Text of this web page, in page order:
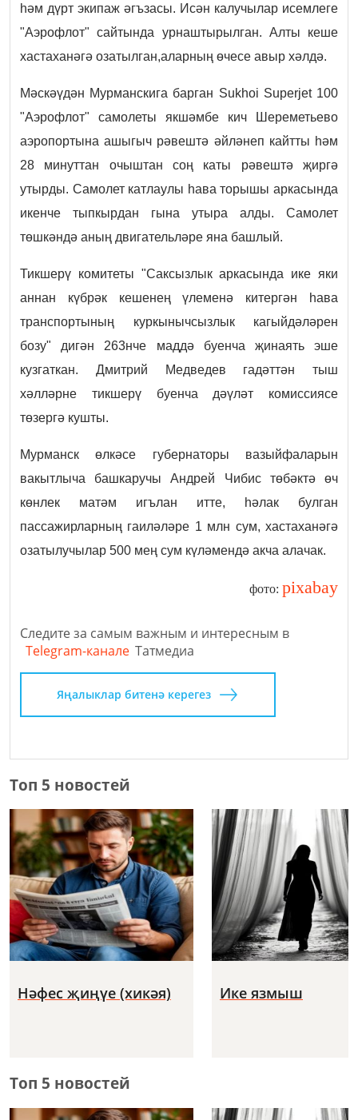
һәм дүрт экипаж әгъзасы. Исән калучылар исемлеге
"Аэрофлот" сайтында урнаштырылган. Алты кеше
хастаханәгә озатылган,аларның өчесе авыр хәлдә.
Мәскәүдән Мурманскига барган Sukhoi Superjet 100
"Аэрофлот" самолеты якшәмбе кич Шереметьево
аэропортына ашыгыч рәвештә әйләнеп кайтты һәм
28 минуттан очыштан соң каты рәвештә җиргә
утырды. Самолет катлаулы һава торышы аркасында
икенче тыпкырдан гына утыра алды. Самолет
төшкәндә аның двигательләре яна башлый.
Тикшерү комитеты "Саксызлык аркасында ике яки
аннан күбрәк кешенең үлеменә китергән һава
транспортының куркынычсызлык кагыйдәләрен
бозу" дигән 263нче маддә буенча җинаять эше
кузгаткан. Дмитрий Медведев гадәттән тыш
хәлләрне тикшерү буенча дәүләт комиссиясе
төзергә кушты.
Мурманск өлкәсе губернаторы вазыйфаларын
вакытлыча башкаручы Андрей Чибис төбәктә өч
көнлек матәм игълан итте, һәлак булган
пассажирларның гаиләләре 1 млн сум, хастаханәгә
озатылучылар 500 мең сум күләмендә акча алачак.
фото: pixabay
Следите за самым важным и интересным в
Telegram-канале Татмедиа
Яңалыклар битенә керегез
Топ 5 новостей
Нәфес җиңүе (хикәя) Ике язмыш
Топ 5 новостей